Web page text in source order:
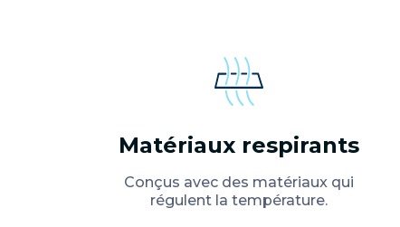
Matériaux respirants
Conçus avec des matériaux qui
régulent la température.